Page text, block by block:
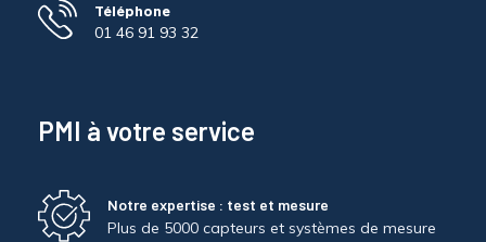
Téléphone
01 46 91 93 32
PMI à votre service
Notre expertise : test et mesure
Plus de 5000 capteurs et systèmes de mesure